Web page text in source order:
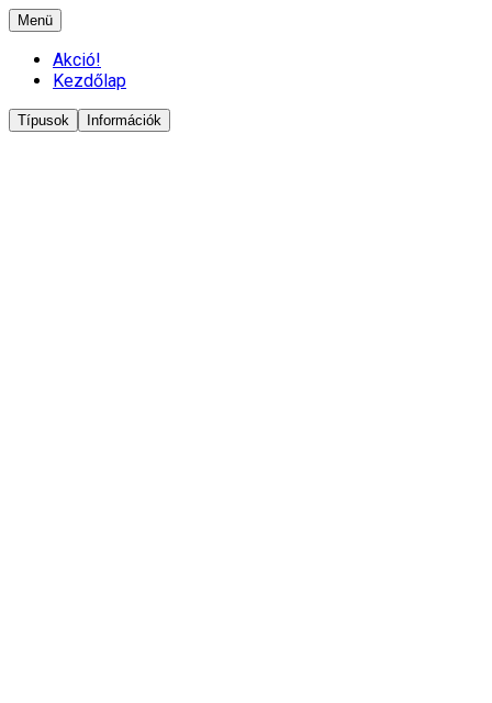
Menü
Akció!
Kezdőlap
Típusok Információk